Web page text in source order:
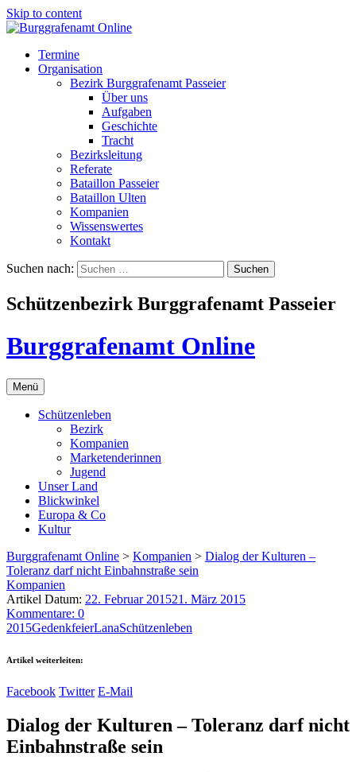
Skip to content
Termine
Organisation
Bezirk Burggrafenamt Passeier
Über uns
Aufgaben
Geschichte
Tracht
Bezirksleitung
Referate
Bataillon Passeier
Bataillon Ulten
Kompanien
Wissenswertes
Kontakt
Suchen nach:
Schützenbezirk Burggrafenamt Passeier
Burggrafenamt Online
Menü
Schützenleben
Bezirk
Kompanien
Marketenderinnen
Jugend
Unser Land
Blickwinkel
Europa & Co
Kultur
Burggrafenamt Online > Kompanien > Dialog der Kulturen –
Toleranz darf nicht Einbahnstraße sein
Kompanien
Artikel Datum: 22. Februar 201521. März 2015
Kommentare: 0
2015GedenkfeierLanaSchützenleben
Artikel weiterleiten:
Facebook Twitter E-Mail
Dialog der Kulturen – Toleranz darf nicht
Einbahnstraße sein